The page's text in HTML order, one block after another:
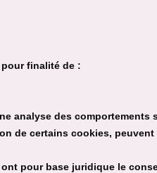
finalité de :
analyse des comportements
de certains cookies,
pour base juridique le